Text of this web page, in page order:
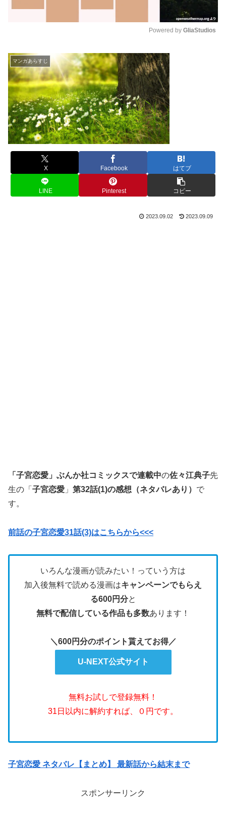
Powered by GliaStudios
マンガあらすじ
X Facebook はてブ
LINE Pinterest コピー
2023.09.02 2023.09.09
「子宮恋愛」 ぶんか社コミックスで連載中の佐々江典子先
生の「 子宮恋愛 」 第32話(1)の感想（ネタバレあり） で
す。
前話の子宮恋愛31話(3)はこちらから<<<
いろんな漫画が読みたい！っていう方は
加入後無料で読める漫画はキャンペーンでもらえ
る600円分と
無料で配信している作品も多数あります！
＼600円分のポイント貰えてお得／
U-NEXT公式サイト
無料お試しで登録無料！
31日以内に解約すれば、０円です。
子宮恋愛 ネタバレ【まとめ】 最新話から結末まで
スポンサーリンク